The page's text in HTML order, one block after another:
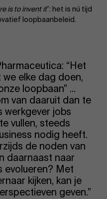
is to invent it”: het is nú tijd
loopbaanbeleid.
“Het
elke dag doen,
loopbaan” ...
van daaruit dan te
werkgever jobs
vullen, steeds
nodig heeft.
de noden van
daarnaast naar
evolueren? Met
kijken, kan je
geven.”